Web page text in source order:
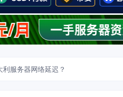
服务器网络延迟？